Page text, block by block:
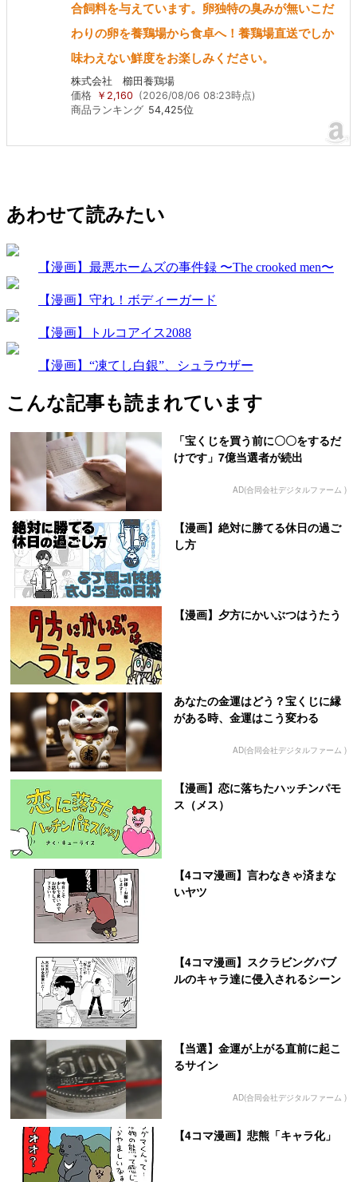
合飼料を与えています。卵独特の臭みが無いこだ
わりの卵を養鶏場から食卓へ！養鶏場直送でしか
味わえない鮮度をお楽しみください。
株式会社 櫛田養鶏場
価格 ￥2,160 (2026/08/06 08:23時点)
商品ランキング 54,425位
あわせて読みたい
【漫画】最悪ホームズの事件録 〜The crooked men〜
【漫画】守れ！ボディーガード
【漫画】トルコアイス2088
【漫画】“凍てし白銀”、シュラウザー
こんな記事も読まれています
「宝くじを買う前に〇〇をするだ
けです」7億当選者が続出
AD(合同会社デジタルファーム )
【漫画】絶対に勝てる休日の過ご
し方
【漫画】夕方にかいぶつはうたう
あなたの金運はどう？宝くじに縁
がある時、金運はこう変わる
AD(合同会社デジタルファーム )
【漫画】恋に落ちたハッチンパモ
ス（メス）
【4コマ漫画】言わなきゃ済まな
いヤツ
【4コマ漫画】スクラビングバブ
ルのキャラ達に侵入されるシーン
【当選】金運が上がる直前に起こ
るサイン
AD(合同会社デジタルファーム )
【4コマ漫画】悲熊「キャラ化」